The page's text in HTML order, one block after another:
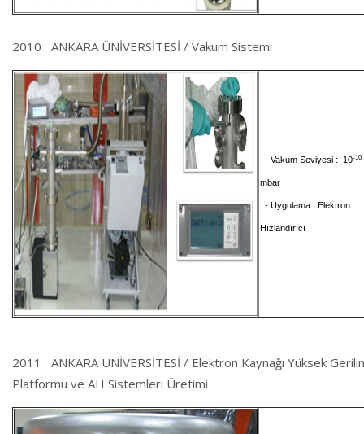
2010 ANKARA ÜNİVERSİTESİ / Vakum Sistemi
- Vakum Seviyesi : 10-10
mbar
- Uygulama: Elektron
Hızlandırıcı
2011 ANKARA ÜNİVERSİTESİ / Elektron Kaynağı Yüksek
Platformu ve AH Sistemleri Üretimi